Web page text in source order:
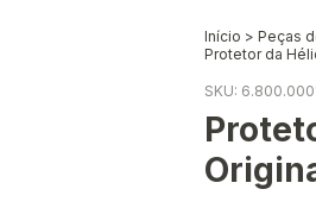
Início > Peças
Protetor da
SKU: